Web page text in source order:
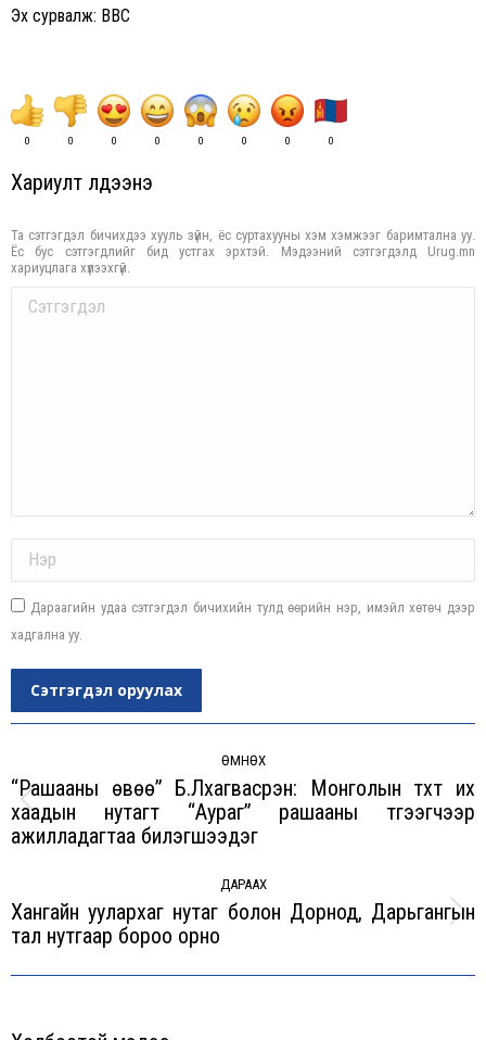
Эх сурвалж: BBC
0 0 0 0 0 0 0 0
Хариулт үлдээнэ үү
Та сэтгэгдэл бичихдээ хууль зүйн, ёс суртахууны хэм хэмжээг баримтална уу.
Ёс бус сэтгэгдлийг бид устгах эрхтэй. Мэдээний сэтгэгдэлд Urug.mn
хариуцлага хүлээхгүй.
Comment
Дараагийн удаа сэтгэгдэл бичихийн тулд өөрийн нэр, имэйл хөтөч дээр
хадгална уу.
Сэтгэгдэл оруулах
ӨМНӨХ
Previous
post:
“Рашааны өвөө” Б.Лхагвасүрэн: Монголын түүхт их
хаадын нутагт “Аураг” рашааны түгээгчээр
ажилладагтаа билэгшээдэг
ДАРААХ
Next
Хангайн уулархаг нутаг болон Дорнод, Дарьгангын
тал нутгаар бороо орно